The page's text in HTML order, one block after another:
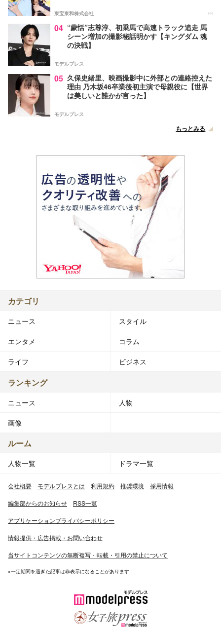
東宝東和株式会社 PR
04 “蒙恬”志尊淳、初乗馬で高速トラック追走 馬
シーン増加の撮影秘話明かす【キングダム 魂
の決戦】
モデルプレス
05 久保史緒里、映画撮影中に外部との連絡控えた
理由 乃木坂46卒業後初主演で母親役に【世界
は美しいと誰かが言った】
モデルプレス
もっとみる
カテゴリ
ニュース スタイル
エンタメ コラム
ライフ ビジネス
ランキング
ニュース 人物
画像
ルーム
人物一覧 ドラマ一覧
会社概要 モデルプレスとは 利用規約 推奨環境 採用情報
編集部からのお知らせ RSS一覧
アプリケーションプライバシーポリシー
情報提供・広告掲載・お問い合わせ
当サイトコンテンツの無断複写・転載・引用の禁止について
※一定期間を過ぎた記事は非表示になることがあります